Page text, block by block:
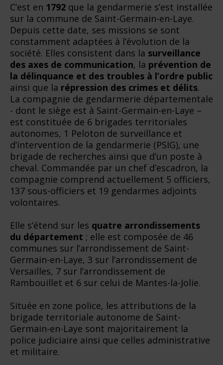
C’est en 1792 que la gendarmerie s’est installée
sur la commune de Saint-Germain-en-Laye.
Depuis cette date, ses missions se sont
constamment adaptées à l’évolution de la
société. Elles consistent dans la surveillance
des axes de communication, la prévention de
la délinquance et des troubles à l’ordre public
ainsi que la répression des crimes et délits.
La compagnie de gendarmerie départementale
- dont le siège est à Saint-Germain-en-Laye –
est constituée de 6 brigades territoriales
autonomes, 1 Peloton de surveillance et
d’intervention de la gendarmerie (PSIG), une
brigade de recherches ainsi que d’un poste à
cheval. Commandée par un chef d’escadron, la
compagnie comprend actuellement 5 officiers,
137 sous-officiers et 19 gendarmes adjoints
volontaires.
Elle s’étend sur les quatre arrondissements
du département ; elle est composée de 46
communes sur l’arrondissement de Saint-
Germain-en-Laye, 3 sur l’arrondissement de
Versailles, 7 sur l’arrondissement de
Rambouillet et 6 sur celui de Mantes-la-Jolie.
Située en zone police, les attributions de la
brigade territoriale autonome de Saint-
Germain-en-Laye sont majoritairement la
police judiciaire ainsi que celles administrative
et militaire.